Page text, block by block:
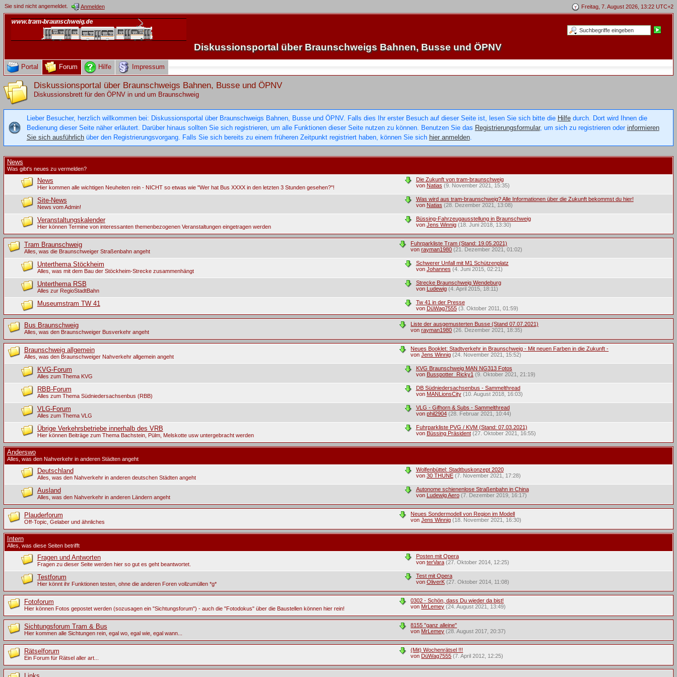
Freitag, 7. August 2026, 13:22 UTC+2
Sie sind nicht angemeldet. Anmelden
Diskussionsportal über Braunschweigs Bahnen, Busse und ÖPNV
Portal Forum Hilfe Impressum
Diskussionsportal über Braunschweigs Bahnen, Busse und ÖPNV
Diskussionsbrett für den ÖPNV in und um Braunschweig
Lieber Besucher, herzlich willkommen bei: Diskussionsportal über Braunschweigs Bahnen, Busse und ÖPNV. Falls dies Ihr erster Besuch auf dieser Seite ist, lesen Sie sich bitte die Hilfedurch. Dort wird Ihnen die
Bedienung dieser Seite näher erläutert. Darüber hinaus sollten Sie sich registrieren, um alle Funktionen dieser Seite nutzen zu können. Benutzen Sie das Registrierungsformular, um sich zu registrieren oder informieren
Sie sich ausführlichüber den Registrierungsvorgang. Falls Sie sich bereits zu einem früheren Zeitpunkt registriert haben, können Sie sich hier anmelden.
News
Was gibt's neues zu vermelden?
News
Die Zukunft von tram-braunschweig
von Natias (9. November 2021, 15:35)
Hier kommen alle wichtigen Neuheiten rein - NICHT so etwas wie "Wer hat Bus XXXX in den letzten 3 Stunden gesehen?"!
Site-News
Was wird aus tram-braunschweig? Alle Informationen über die Zukunft bekommst du hier!
von Natias (28. Dezember 2021, 13:08)
News vom Admin!
Veranstaltungskalender
Büssing-Fahrzeugausstellung in Braunschweig
von Jens Winnig (18. Juni 2018, 13:30)
Hier können Termine von interessanten themenbezogenen Veranstaltungen eingetragen werden
Tram Braunschweig
Fuhrparkliste Tram (Stand: 19.05.2021)
vonrayman1980 (21. Dezember 2021, 01:02)
Alles, was die Braunschweiger Straßenbahn angeht
Unterthema Stöckheim
Schwerer Unfall mit M1 Schützenplatz
von Johannes (4. Juni 2015, 02:21)
Alles, was mit dem Bau der Stöckheim-Strecke zusammenhängt
Unterthema RSB
Strecke Braunschweig Wendeburg
von Ludewig (4. April 2015, 18:11)
Alles zur RegioStadtBahn
Museumstram TW 41
Tw 41 in der Presse
von DüWag7555 (3. Oktober 2011, 01:59)
Bus Braunschweig
Liste der ausgemusterten Busse (Stand 07.07.2021)
vonrayman1980 (26. Dezember 2021, 18:35)
Alles, was den Braunschweiger Busverkehr angeht
Braunschweig allgemein
Neues Booklet: Stadtverkehr in Braunschweig - Mit neuen Farben in die Zukunft -
vonJens Winnig (24. November 2021, 15:52)
Alles, was den Braunschweiger Nahverkehr allgemein angeht
KVG-Forum
KVG Braunschweig MAN NG313 Fotos
von Busspotter_Ricky1 (9. Oktober 2021, 21:19)
Alles zum Thema KVG
RBB-Forum
DB Südniedersachsenbus - Sammelthread
von MANLionsCity (10. August 2018, 16:03)
Alles zum Thema Südniedersachsenbus (RBB)
VLG-Forum
VLG - Gifhorn & Subs - Sammelthread
von phil2904 (28. Februar 2021, 10:44)
Alles zum Thema VLG
Übrige Verkehrsbetriebe innerhalb des VRB
Fuhrparkliste PVG / KVM (Stand: 07.03.2021)
von Büssing Präsident (27. Oktober 2021, 16:55)
Hier können Beiträge zum Thema Bachstein, Pülm, Melskotte usw untergebracht werden
Anderswo
Alles, was den Nahverkehr in anderen Städten angeht
Deutschland
Wolfenbüttel: Stadtbuskonzept 2020
von 30 THUNE (7. November 2021, 17:28)
Alles, was den Nahverkehr in anderen deutschen Städten angeht
Ausland
Autonome schienenlose Straßenbahn in China
von Ludewig Aero (7. Dezember 2019, 16:17)
Alles, was den Nahverkehr in anderen Ländern angeht
Plauderforum
Neues Sondermodell von Region im Modell
vonJens Winnig (18. November 2021, 16:30)
Off-Topic, Gelaber und ähnliches
Intern
Alles, was diese Seiten betrifft
Fragen und Antworten
Posten mit Opera
von terVara (27. Oktober 2014, 12:25)
Fragen zu dieser Seite werden hier so gut es geht beantwortet.
Testforum
Test mit Opera
von OliverK (27. Oktober 2014, 11:08)
Hier könnt ihr Funktionen testen, ohne die anderen Foren vollzumüllen *g*
Fotoforum
0302 - Schön, dass Du wieder da bist!
von MrLemey (24. August 2021, 13:49)
Hier können Fotos gepostet werden (sozusagen ein "Sichtungsforum") - auch die "Fotodokus" über die Baustellen können hier rein!
Sichtungsforum Tram & Bus
8155 "ganz alleine"
von MrLemey (28. August 2017, 20:37)
Hier kommen alle Sichtungen rein, egal wo, egal wie, egal wann...
Rätselforum
(Mit) Wochenrätsel !!!
von DüWag7555 (7. April 2012, 12:25)
Ein Forum für Rätsel aller art...